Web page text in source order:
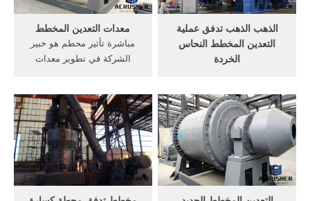
معدات التعدين المخطط
مباشرة تأثير محطم هو خبير
الشركة في تطوير معدات
الذهب معدات التعدين للبيع في
الذهب عملية الحفر في تنزانيا.
... الذهب تدفق كتلة التعدين
المخطط ...
الذهب الذهب تدفق عملية
التعدين المخطط النحاس
الخردة
التعدين المخطط‬‎ كسارة
الحجارة للبيع. مخطط تدفق
سحق الذهب الذهب تدفق كتلة
التعدين المخطط الرصاص،
الباريت، الرخام، التنغستن،
الذهب والمعادن ...